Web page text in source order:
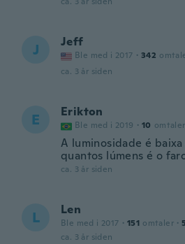
J Jeff
Ble med i 2017 · 342
ca. 3 år siden
E Erikton
Ble med i 2019 · 10 omtaler
A luminosidade é
quantos lúmens é o
ca. 3 år siden
L Len
Ble med i 2017 · 151 omtaler · 5
ca. 3 år siden